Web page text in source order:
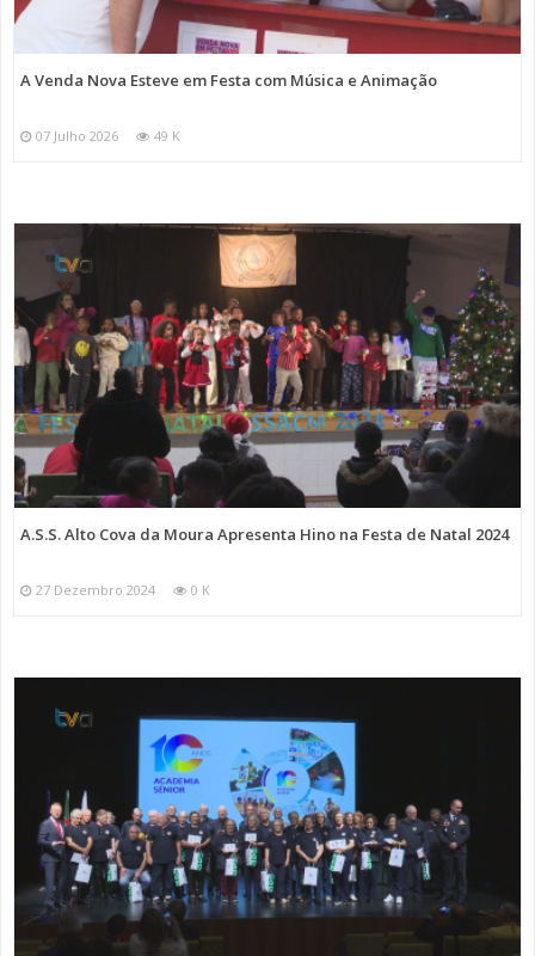
A Venda Nova Esteve em Festa com Música e Animação
07 Julho 2026 49 K
A.S.S. Alto Cova da Moura Apresenta Hino na Festa de Natal 2024
27 Dezembro 2024 0 K